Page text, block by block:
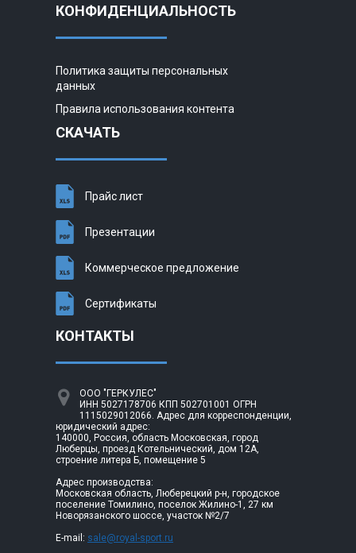
КОНФИДЕНЦИАЛЬНОСТЬ
Политика защиты персональных
данных
Правила использования контента
СКАЧАТЬ
Прайс лист
Презентации
Коммерческое предложение
Сертификаты
КОНТАКТЫ
ООО "ГЕРКУЛЕС"
ИНН 5027178706 КПП 502701001 ОГРН
1115029012066. Адрес для корреспонденции,
юридический адрес:
140000, Россия, область Московская, город
Люберцы, проезд Котельнический, дом 12А,
строение литера Б, помещение 5
Адрес производства:
Московская область, Люберецкий р-н, городское
поселение Томилино, поселок Жилино-1, 27 км
Новорязанского шоссе, участок №2/7
E-mail: sale@royal-sport.ru